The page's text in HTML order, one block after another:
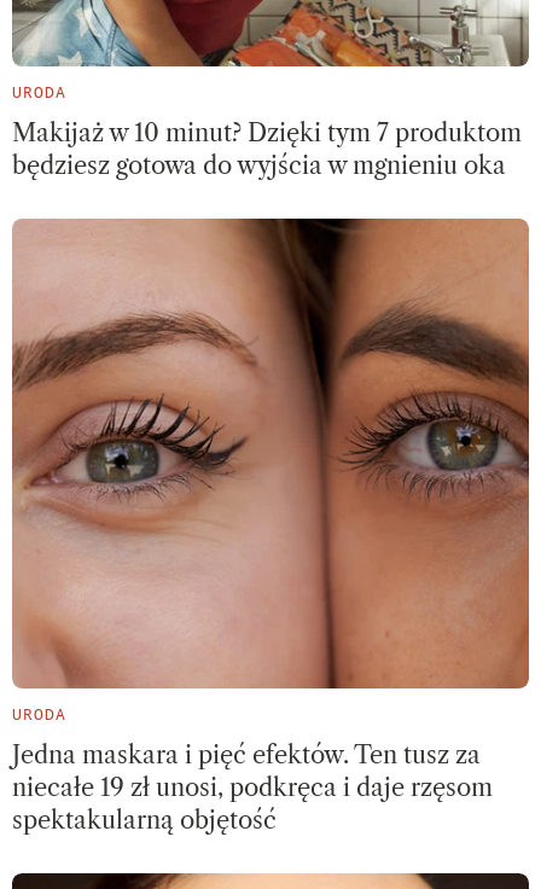
URODA
Makijaż w 10 minut? Dzięki tym 7 produktom
będziesz gotowa do wyjścia w mgnieniu oka
URODA
Jedna maskara i pięć efektów. Ten tusz za
niecałe 19 zł unosi, podkręca i daje rzęsom
spektakularną objętość